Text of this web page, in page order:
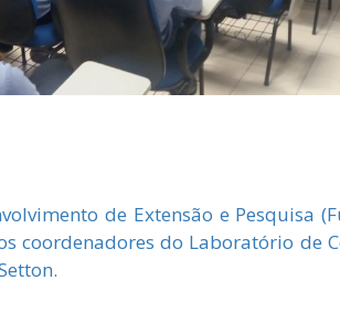
de Extensão e Pesquisa
do Laboratório de